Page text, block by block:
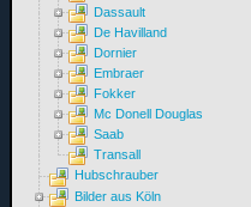
Dassault
De Havilland
Dornier
Embraer
Fokker
Mc Donell Douglas
Saab
Transall
Hubschrauber
Bilder aus Köln